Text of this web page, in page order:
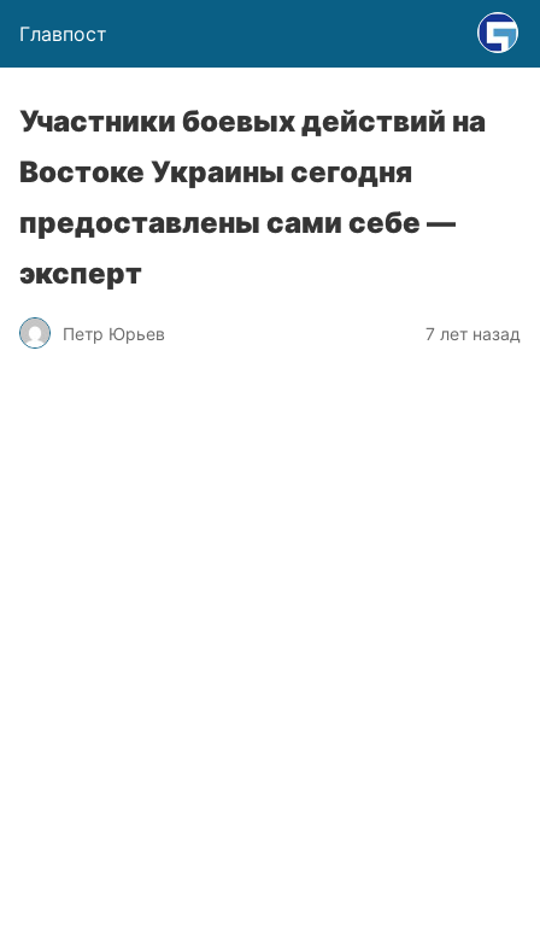
Главпост
Участники боевых действий на
Востоке Украины сегодня
предоставлены сами себе —
эксперт
Петр Юрьев 7 лет назад